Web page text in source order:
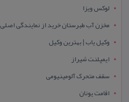
لوکس ویزا
مخزن آب طبرستان خرید از نمایندگی اصلی
وکیل یاب | بهترین وکیل
ایمپلنت شیراز
سقف متحرک آلومینیومی
اقامت یونان